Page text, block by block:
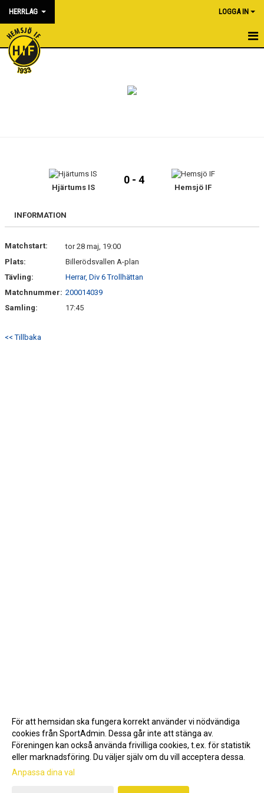
HERRLAG LOGGA IN
HEM
DOKUMENT
Hjärtums IS
0 - 4
Hemsjö IF
INFORMATION
Matchstart:
tor 28 maj, 19:00
Plats:
Billerödsvallen A-plan
Tävling:
Herrar, Div 6 Trollhättan
Matchnummer: 200014039
Samling:
17:45
<< Tillbaka
Gå till Webbversion
För att hemsidan ska fungera korrekt använder vi nödvändiga
cookies från SportAdmin. Dessa går inte att stänga av.
Föreningen kan också använda frivilliga cookies, t.ex. för statistik
eller marknadsföring. Du väljer själv om du vill acceptera dessa.
Anpassa dina val